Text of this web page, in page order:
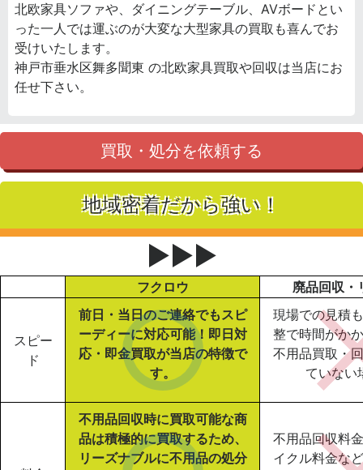
北欧家具ソファや、ダイニングテーブル、AVボードとい
った一人では運ぶのが大変な大型家具の買取も喜んでお
受けいたします。
神戸市垂水区舞多聞東 の北欧家具買取や回収は当店にお
任せ下さい。
買取・処分を依頼する
地域密着だから強い！
▶▶▶
フクロウ 廃品回収・
スピー
ド
前日・当日のご連絡でもスピ
ーディーに対応可能！即日対
応・即金買取が当店の特徴で
す。
現場での見積
整で時間がか
不用品買取・
ていない
不用品回収時に買取可能な商
品は積極的に買取するため、
リーズナブルに不用品の処分
不用品回収料
イクル料金な